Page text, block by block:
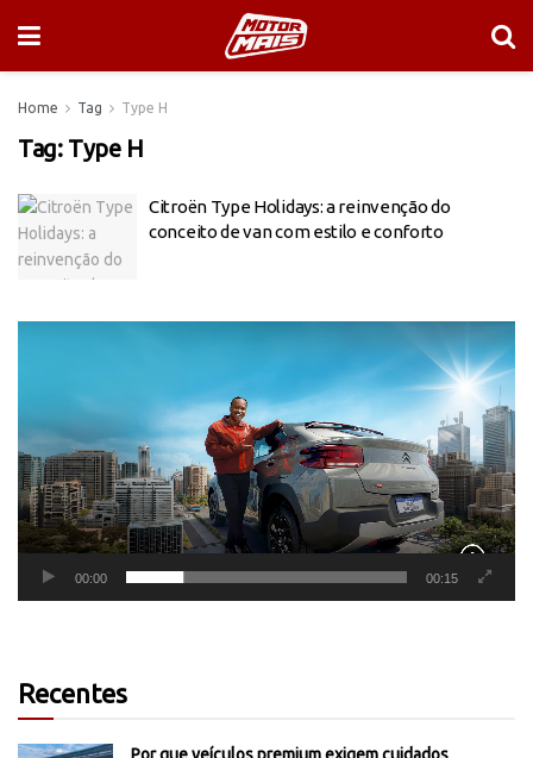
Home Tag Type H
Tag: Type H
Citroën Type Holidays: a reinvenção do
conceito de van com estilo e conforto
00:00 00:15
Recentes
Por que veículos premium exigem cuidados